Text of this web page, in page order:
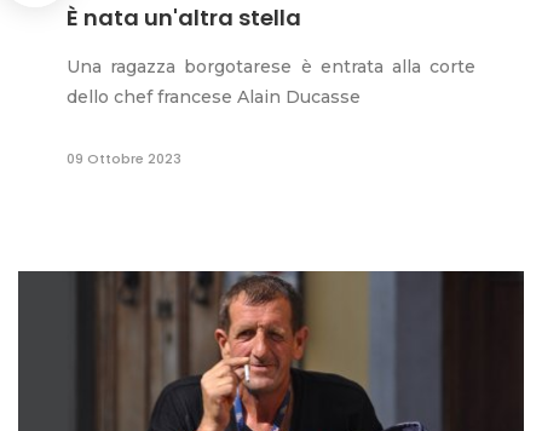
È nata un'altra stella
Una ragazza borgotarese è entrata alla corte
dello chef francese Alain Ducasse
09 Ottobre 2023